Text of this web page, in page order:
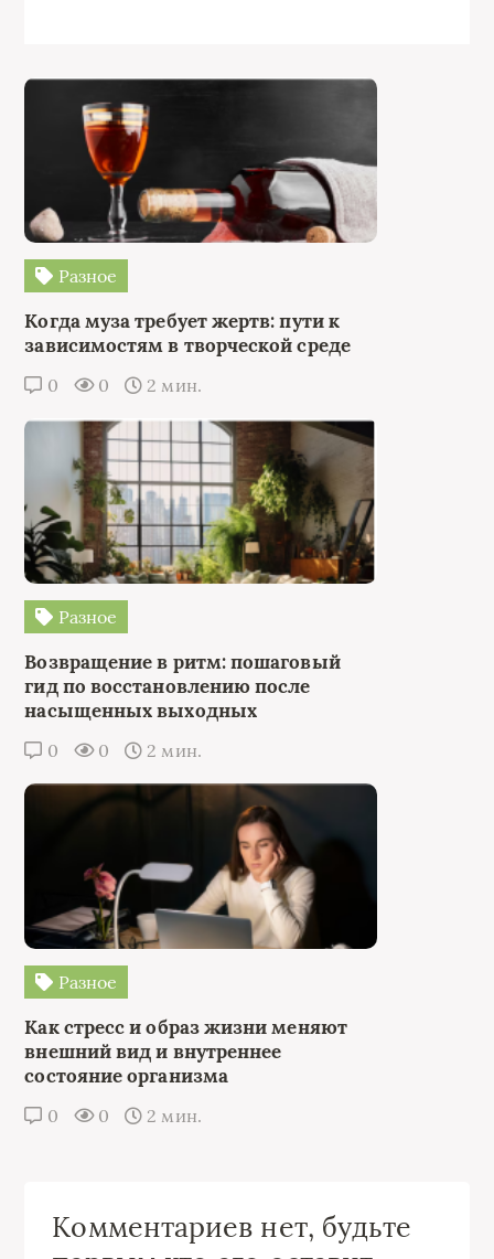
Разное
Когда муза требует жертв: пути к
зависимостям в творческой среде
0 0 2 мин.
Разное
Возвращение в ритм: пошаговый
гид по восстановлению после
насыщенных выходных
0 0 2 мин.
Разное
Как стресс и образ жизни меняют
внешний вид и внутреннее
состояние организма
0 0 2 мин.
Комментариев нет, будьте